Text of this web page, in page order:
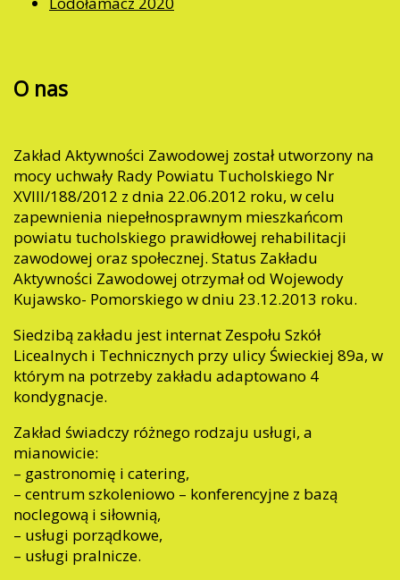
O nas
Zakład Aktywności Zawodowej został utworzony na
mocy uchwały Rady Powiatu Tucholskiego Nr
XVIII/188/2012 z dnia 22.06.2012 roku, w celu
zapewnienia niepełnosprawnym mieszkańcom
powiatu tucholskiego prawidłowej rehabilitacji
zawodowej oraz społecznej. Status Zakładu
Aktywności Zawodowej otrzymał od Wojewody
Kujawsko- Pomorskiego w dniu 23.12.2013 roku.
Siedzibą zakładu jest internat Zespołu Szkół
Licealnych i Technicznych przy ulicy Świeckiej 89a, w
którym na potrzeby zakładu adaptowano 4
kondygnacje.
Zakład świadczy różnego rodzaju usługi, a
mianowicie:
– gastronomię i catering,
– centrum szkoleniowo – konferencyjne z bazą
noclegową i siłownią,
– usługi porządkowe,
– usługi pralnicze.